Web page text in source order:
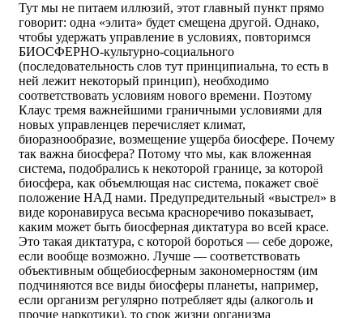
Тут мы не питаем иллюзий, этот главный пункт прямо
говорит: одна «элита» будет смещена другой. Однако,
чтобы удержать управление в условиях, повторимся
БИОСФЕРНО-культурно-социального
(последовательность слов тут принципиальна, то есть в
ней лежит некоторый принцип), необходимо
соответствовать условиям нового времени. Поэтому
Клаус тремя важнейшими граничными условиями для
новых управленцев перечисляет климат,
биоразнообразие, возмещение ущерба биосфере. Почему
так важна биосфера? Потому что мы, как вложенная
система, подобрались к некоторой границе, за которой
биосфера, как объемлющая нас система, покажет своё
положение НАД нами. Предупредительный «выстрел» в
виде коронавируса весьма красноречиво показывает,
каким может быть биосферная диктатура во всей красе.
Это такая диктатура, с которой бороться — себе дороже,
если вообще возможно. Лучше — соответствовать
объективным общебиосферным закономерностям (им
подчиняются все виды биосферы планеты, например,
если организм регулярно потребляет яды (алкоголь и
прочие наркотики), то срок жизни организма